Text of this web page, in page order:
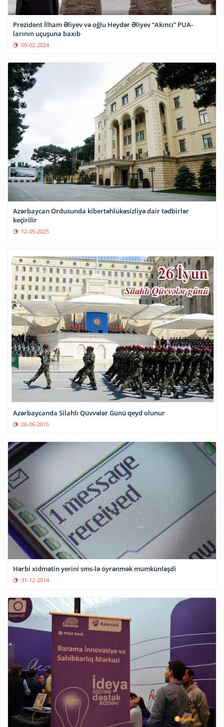
Prezident İlham Əliyev və oğlu Heydər Əliyev “Akıncı” PUA-
larının uçuşuna baxıb
09-02-2024
Azərbaycan Ordusunda kibertəhlükəsizliyə dair tədbirlər
keçirilir
12-05-2025
Azərbaycanda Silahlı Qüvvələr Günü qeyd olunur
26-06-2015
Hərbi xidmətin yerini sms-lə öyrənmək mümkünləşdi
31-12-2014